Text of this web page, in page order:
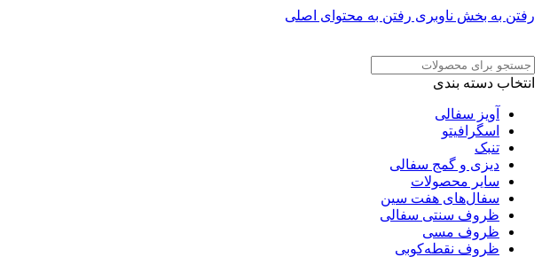
رفتن به بخش ناوبری رفتن به محتوای اصلی
انتخاب دسته بندی
آویز سفالی
اسگرافیتو
تنبک
دیزی و گمج سفالی
سایر محصولات
سفال‌های هفت‌ سین
ظروف سنتی سفالی
ظروف مسی
ظروف نقطه‌کوبی